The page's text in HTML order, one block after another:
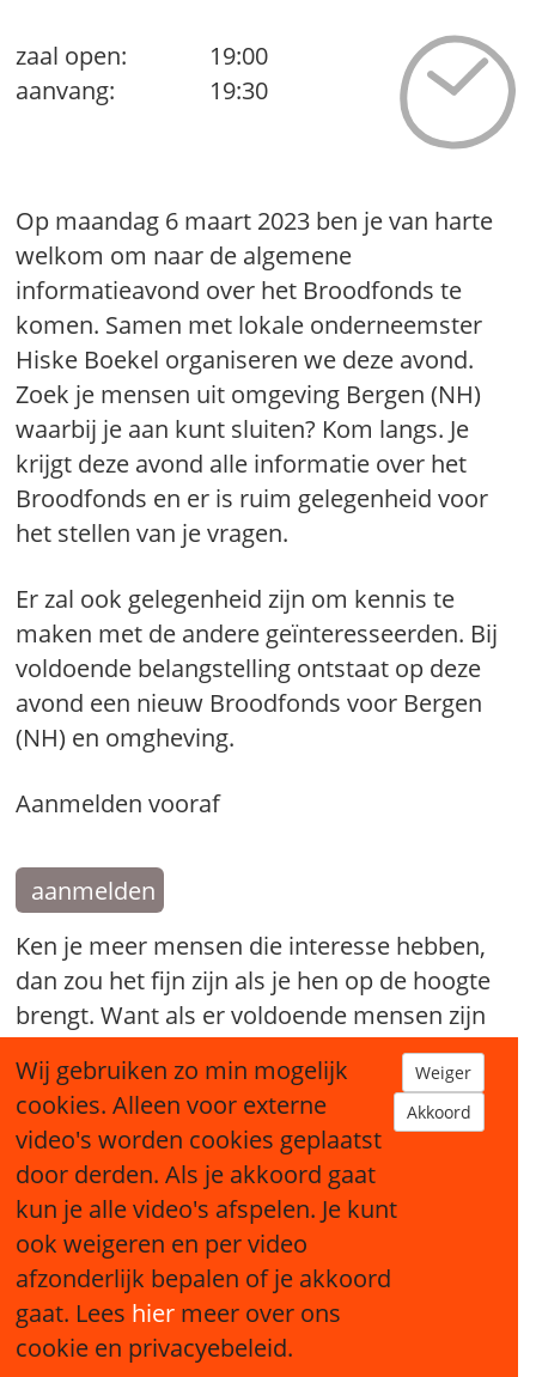
zaal open:
19:00
aanvang:
19:30
Op maandag 6 maart 2023 ben je van harte
welkom om naar de algemene
informatieavond over het Broodfonds te
komen. Samen met lokale onderneemster
Hiske Boekel organiseren we deze avond.
Zoek je mensen uit omgeving Bergen (NH)
waarbij je aan kunt sluiten? Kom langs. Je
krijgt deze avond alle informatie over het
Broodfonds en er is ruim gelegenheid voor
het stellen van je vragen.
Er zal ook gelegenheid zijn om kennis te
maken met de andere geïnteresseerden. Bij
voldoende belangstelling ontstaat op deze
avond een nieuw Broodfonds voor Bergen
(NH) en omgheving.
Aanmelden vooraf
aanmelden
Ken je meer mensen die interesse hebben,
dan zou het fijn zijn als je hen op de hoogte
brengt. Want als er voldoende mensen zijn
die mee willen doen kan er een nieuw
Broodfonds starten.
tip een bekende
Sitemap
Wij gebruiken zo min mogelijk
cookies. Alleen voor externe
video's worden cookies geplaatst
door derden. Als je akkoord gaat
kun je alle video's afspelen. Je kunt
ook weigeren en per video
afzonderlijk bepalen of je akkoord
gaat. Lees hier meer over ons
cookie en privacyebeleid.
Weiger
Akkoord